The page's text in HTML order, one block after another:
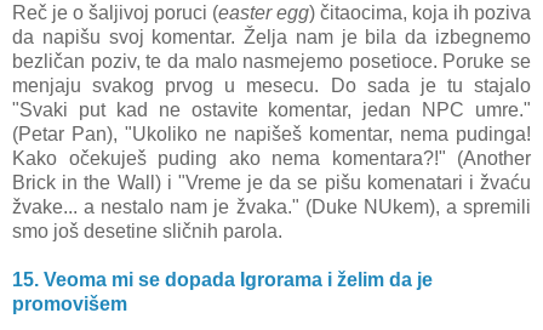
Reč je o šaljivoj poruci (easter egg) čitaocima, koja ih poziva
da napišu svoj komentar. Želja nam je bila da izbegnemo
bezličan poziv, te da malo nasmejemo posetioce. Poruke se
menjaju svakog prvog u mesecu. Do sada je tu stajalo
"Svaki put kad ne ostavite komentar, jedan NPC umre."
(Petar Pan), "Ukoliko ne napišeš komentar, nema pudinga!
Kako očekuješ puding ako nema komentara?!" (Another
Brick in the Wall) i "Vreme je da se pišu komenatari i žvaću
žvake... a nestalo nam je žvaka." (Duke NUkem), a spremili
smo još desetine sličnih parola.
15. Veoma mi se dopada Igrorama i želim da je
promovišem